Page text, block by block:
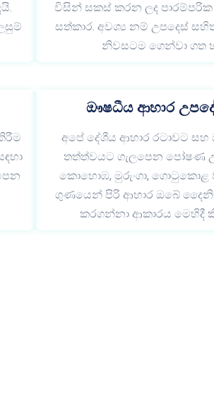
විසින් සකස් කරන ලද
සත්කාර. අවශ්‍ය නම් උපදෙස්
නිවසටම ගෙන්වා ගත
ඖෂධීය ආහාර
අපේ දේශීය ආහාර රටාවට
තත්ත්වයට ගැලපෙන පෝෂණ
කොහොඹ, මුරුංගා, ගොටුකොළ
ගුණයෙන් පිරි ආහාර ඔබේ
කරගන්නා ආකාරය මෙහිදී